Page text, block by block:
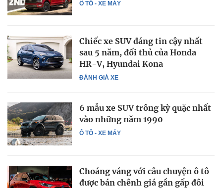
Ô TÔ - XE MÁY
ĐÁNH GIÁ XE
Chiếc xe SUV đáng tin cậy nhất
sau 5 năm, đối thủ của Honda
HR-V, Hyundai Kona
Ô TÔ - XE MÁY
6 mẫu xe SUV trông kỳ quặc nhất
vào những năm 1990
Choáng váng với câu chuyện ô tô
được bán chênh giá gần gấp đôi